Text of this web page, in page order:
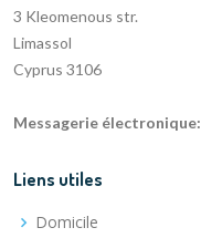
3 Kleomenous str.
Limassol
Cyprus 3106
Messagerie électronique:
Liens utiles
Domicile